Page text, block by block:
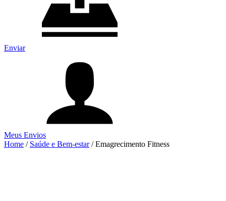
Enviar
Meus Envios
Home / Saúde e Bem-estar / Emagrecimento Fitness